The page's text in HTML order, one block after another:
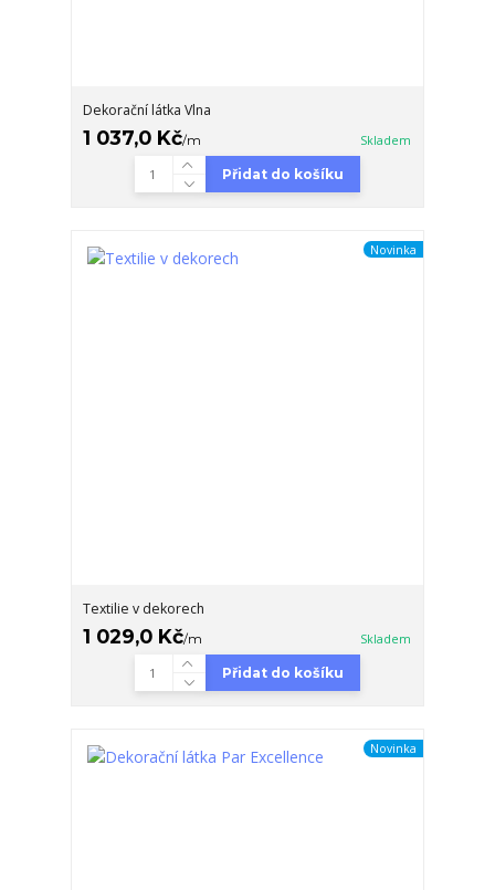
Dekorační látka Vlna
1 037,0 Kč/m Skladem
Přidat do košíku
Novinka
Textilie v dekorech
1 029,0 Kč/m Skladem
Přidat do košíku
Novinka